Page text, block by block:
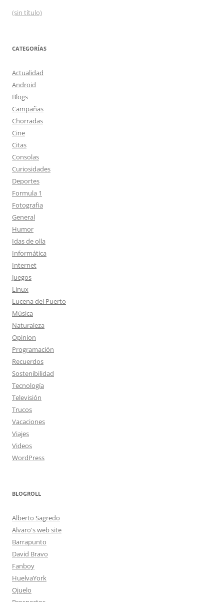
(sin título)
CATEGORÍAS
Actualidad
Android
Blogs
Campañas
Chorradas
Cine
Citas
Consolas
Curiosidades
Deportes
Formula 1
Fotografia
General
Humor
Idas de olla
Informática
Internet
Juegos
Linux
Lucena del Puerto
Música
Naturaleza
Opinion
Programación
Recuerdos
Sostenibilidad
Tecnología
Televisión
Trucos
Vacaciones
Viajes
Videos
WordPress
BLOGROLL
Alberto Sagredo
Alvaro's web site
Barrapunto
David Bravo
Fanboy
HuelvaYork
Ojuelo